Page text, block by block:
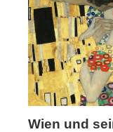
Wien und